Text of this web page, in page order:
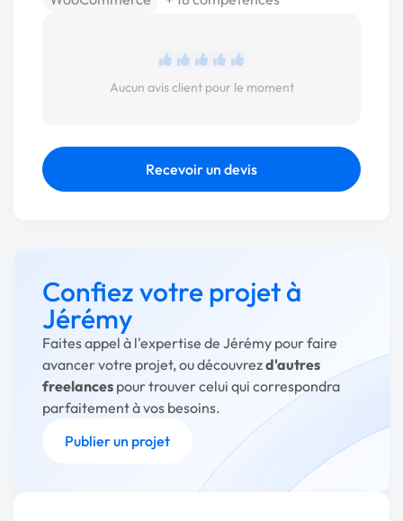
Aucun avis client pour le moment
Recevoir un devis
Confiez votre projet à
Jérémy
Faites appel à l'expertise de Jérémy pour faire
avancer votre projet, ou découvrezd'autres
freelances pour trouver celui qui correspondra
parfaitement à vos besoins.
Publier un projet